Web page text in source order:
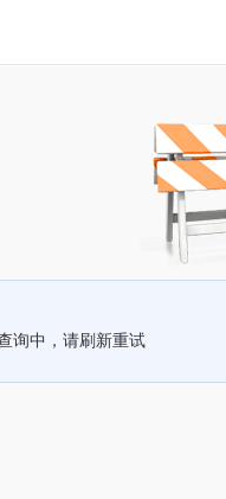
询中，请刷新重试